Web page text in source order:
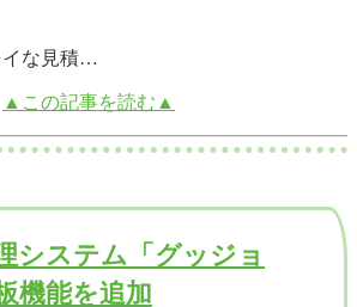
イな見積…
▲この記事を読む▲
システム「グッジョ
機能を追加